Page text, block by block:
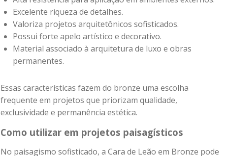
Excelente riqueza de detalhes.
Valoriza projetos arquitetônicos sofisticados.
Possui forte apelo artístico e decorativo.
Material associado à arquitetura de luxo e obras
permanentes.
Essas características fazem do bronze uma escolha
frequente em projetos que priorizam qualidade,
exclusividade e permanência estética.
Como utilizar em projetos paisagísticos
No paisagismo sofisticado, a Cara de Leão em Bronze pode